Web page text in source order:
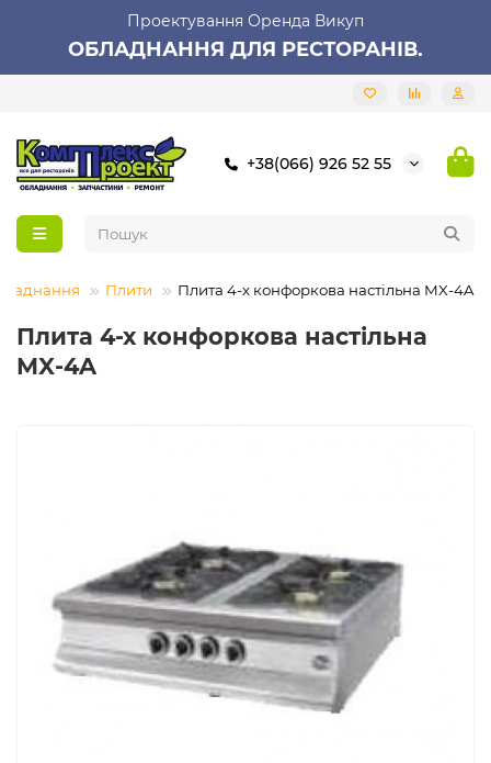
Проектування Оренда Викуп
ОБЛАДНАННЯ ДЛЯ РЕСТОРАНІВ.
+38(066) 926 52 55
Плити Плита 4-х конфоркова настільна MX-4A
Плита 4-х конфоркова настільна
MX-4A